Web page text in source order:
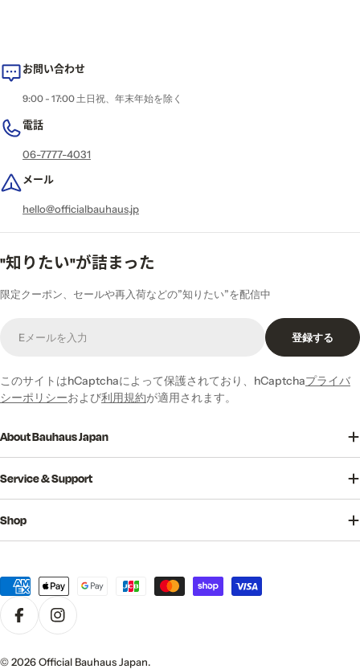
お問い合わせ
9:00 - 17:00 土日祝、年末年始を除く
電話
06-7777-4031
メール
hello@officialbauhaus.jp
"知りたい"が詰まった
限定クーポン、セールや再入荷などの”知りたい”を配信中
登録する
このサイトはhCaptchaによって保護されており、hCaptchaプライバ
シーポリシーおよび利用規約が適用されます。
About Bauhaus Japan
Service & Support
Shop
済
法
© 2026Official Bauhaus Japan.